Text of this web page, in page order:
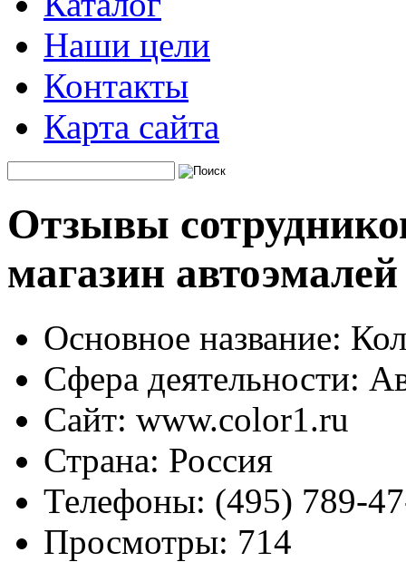
Наши цели
Контакты
Карта сайта
Отзывы
магазин автоэмалей
Основное название:
Сфера деятельности:
Сайт: www.color1.ru
Страна: Россия
Телефоны: (495) 789-
Просмотры: 714